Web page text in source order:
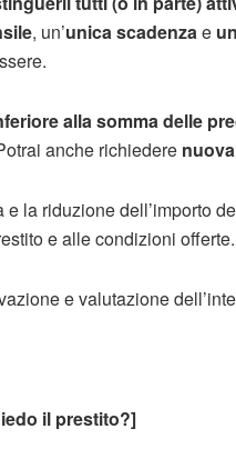
, un’unica scadenzae
alla somma delle
anche richiedere
e la riduzione dell’importo
e alle condizioni offerte.
e valutazione
il prestito?]